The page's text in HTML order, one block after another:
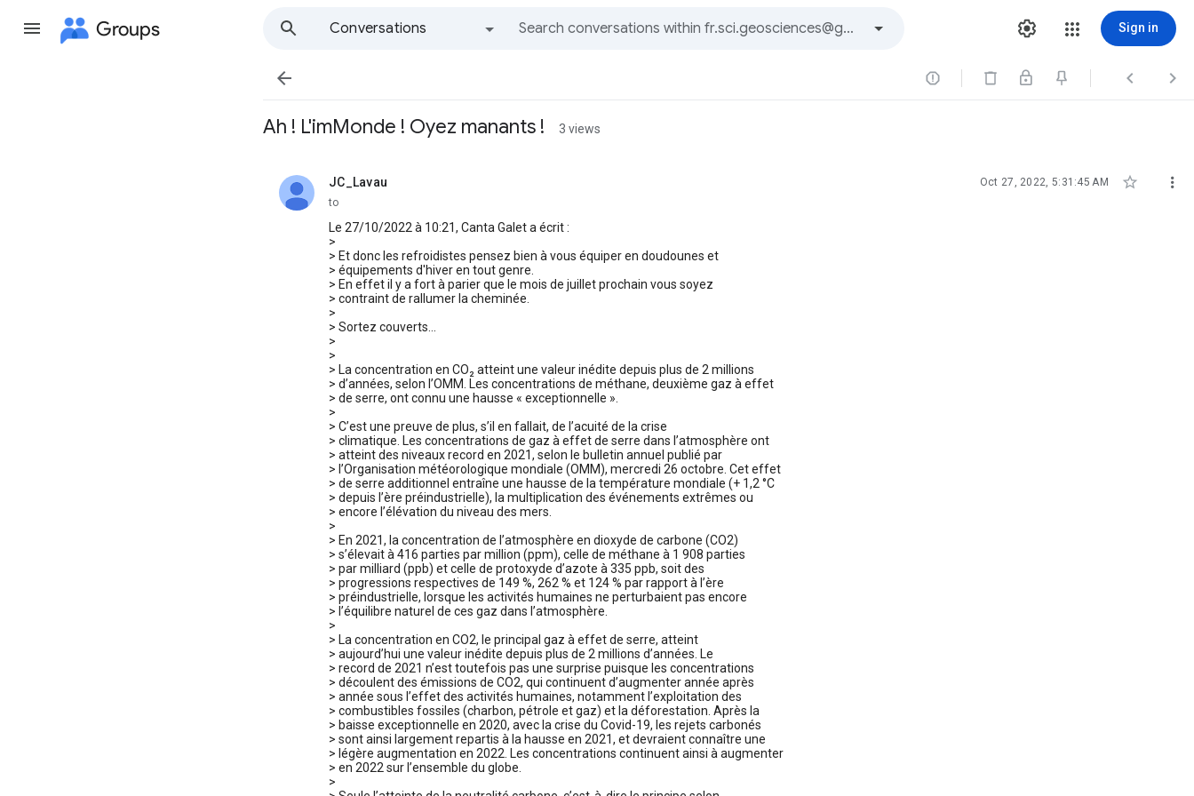
Groups
Conversations
Sign in
   
Ah ! L'imMonde ! Oyez manants ! 3 views
JC_Lavau
unread, Oct 27, 2022, 5:31:45 AM  
to
Le 27/10/2022 à 10:21, Canta Galet a écrit :
>
> Et donc les refroidistes pensez bien à vous équiper en doudounes et
> équipements d'hiver en tout genre.
> En effet il y a fort à parier que le mois de juillet prochain vous soyez
> contraint de rallumer la cheminée.
>
> Sortez couverts...
>
>
> La concentration en CO₂ atteint une valeur inédite depuis plus de 2 millions
> d’années, selon l’OMM. Les concentrations de méthane, deuxième gaz à effet
> de serre, ont connu une hausse « exceptionnelle ».
>
> C’est une preuve de plus, s’il en fallait, de l’acuité de la crise
> climatique. Les concentrations de gaz à effet de serre dans l’atmosphère ont
> atteint des niveaux record en 2021, selon le bulletin annuel publié par
> l’Organisation météorologique mondiale (OMM), mercredi 26 octobre. Cet effet
> de serre additionnel entraîne une hausse de la température mondiale (+ 1,2 °C
> depuis l’ère préindustrielle), la multiplication des événements extrêmes ou
> encore l’élévation du niveau des mers.
>
> En 2021, la concentration de l’atmosphère en dioxyde de carbone (CO2)
> s’élevait à 416 parties par million (ppm), celle de méthane à 1 908 parties
> par milliard (ppb) et celle de protoxyde d’azote à 335 ppb, soit des
> progressions respectives de 149 %, 262 % et 124 % par rapport à l’ère
> préindustrielle, lorsque les activités humaines ne perturbaient pas encore
> l’équilibre naturel de ces gaz dans l’atmosphère.
>
> La concentration en CO2, le principal gaz à effet de serre, atteint
> aujourd’hui une valeur inédite depuis plus de 2 millions d’années. Le
> record de 2021 n’est toutefois pas une surprise puisque les concentrations
> découlent des émissions de CO2, qui continuent d’augmenter année après
> année sous l’effet des activités humaines, notamment l’exploitation des
> combustibles fossiles (charbon, pétrole et gaz) et la déforestation. Après la
> baisse exceptionnelle en 2020, avec la crise du Covid-19, les rejets carbonés
> sont ainsi largement repartis à la hausse en 2021, et devraient connaître une
> légère augmentation en 2022. Les concentrations continuent ainsi à augmenter
> en 2022 sur l’ensemble du globe.
>